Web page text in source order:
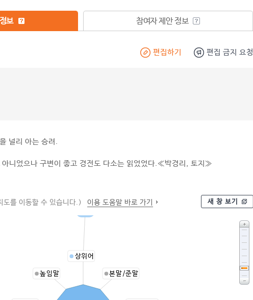
보 참여자 제안 정보
편집하기 편집 금지 요청
널리 아는 승려.
아니었으나 구변이 좋고 경전도 다소는 읽었었다.≪박경리, 토지≫
도를 이동할 수 있습니다.) 이용 도움말 바로 가기 새 창 보기
상위어
본말/준말
높임말